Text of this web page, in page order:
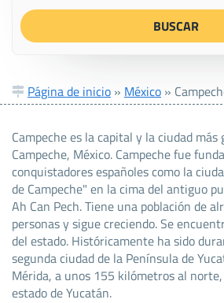
Página de inicio » México »
Campeche es la capital y la ciudad más
Campeche, México. Campeche fue
conquistadores españoles como la
de Campeche" en la cima del antiguo
Ah Can Pech. Tiene una población de
personas y sigue creciendo. Se
del estado. Históricamente ha sido
segunda ciudad de la Península de
Mérida, a unos 155 kilómetros al
estado de Yucatán.